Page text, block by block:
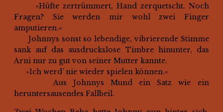
»Hüfte zertrümmert, Hand zerquetscht. Noch
Fragen? Sie werden mir wohl zwei Finger
amputieren.«
Johnnys sonst so lebendige, vibrierende Stimme
sank auf das ausdruckslose Timbre hinunter, das
Arni nur zu gut von seiner Mutter kannte.
»Ich werd’ nie wieder spielen können.«
Aus Johnnys Mund ein Satz wie ein
heruntersausendes Fallbeil.